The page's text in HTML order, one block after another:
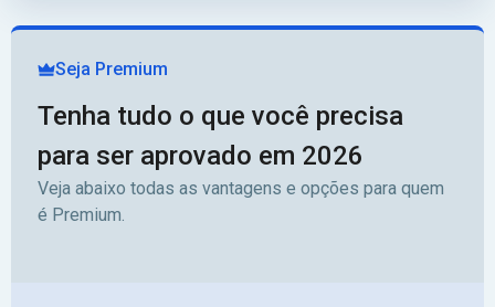
Seja Premium
Tenha tudo o que você precisa
para ser aprovado em 2026
Veja abaixo todas as vantagens e opções para quem
é Premium.